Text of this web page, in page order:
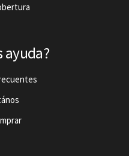
ayuda?